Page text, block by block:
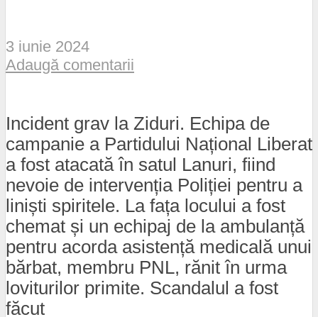
3 iunie 2024
Adaugă comentarii
Incident grav la Ziduri. Echipa de
campanie a Partidului Național Liberat
a fost atacată în satul Lanuri, fiind
nevoie de intervenția Poliției pentru a
liniști spiritele. La fața locului a fost
chemat și un echipaj de la ambulanță
pentru acorda asistență medicală unui
bărbat, membru PNL, rănit în urma
loviturilor primite. Scandalul a fost
făcut